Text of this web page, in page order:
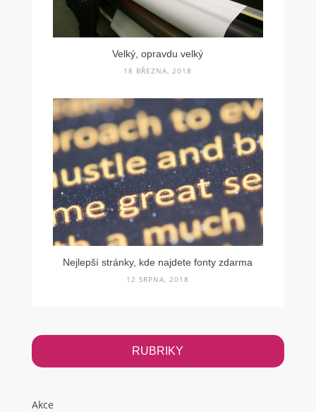
Velký, opravdu velký
18 BŘEZNA, 2018
Nejlepší stránky, kde najdete fonty zdarma
12 SRPNA, 2018
RUBRIKY
Akce